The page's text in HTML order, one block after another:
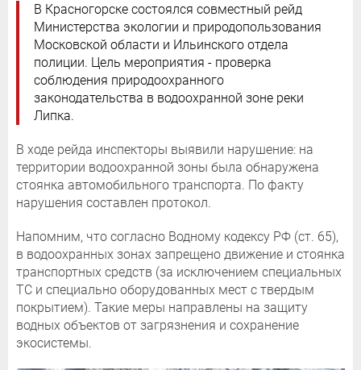
В Красногорске состоялся совместный рейд
Министерства экологии и природопользования
Московской области и Ильинского отдела
полиции. Цель мероприятия - проверка
соблюдения природоохранного
законодательства в водоохранной зоне реки
Липка.
В ходе рейда инспекторы выявили нарушение: на
территории водоохранной зоны была обнаружена
стоянка автомобильного транспорта. По факту
нарушения составлен протокол.
Напомним, что согласно Водному кодексу РФ (ст. 65),
в водоохранных зонах запрещено движение и стоянка
транспортных средств (за исключением специальных
ТС и специально оборудованных мест с твердым
покрытием). Такие меры направлены на защиту
водных объектов от загрязнения и сохранение
экосистемы.